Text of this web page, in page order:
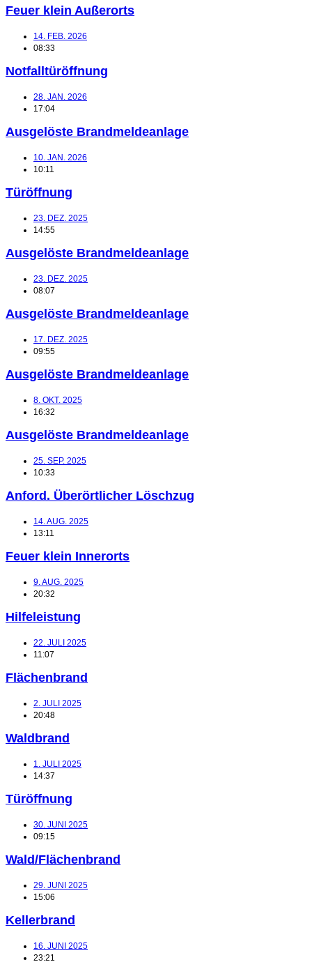
Feuer klein Außerorts
14. FEB. 2026
08:33
Notfalltüröffnung
28. JAN. 2026
17:04
Ausgelöste Brandmeldeanlage
10. JAN. 2026
10:11
Türöffnung
23. DEZ. 2025
14:55
Ausgelöste Brandmeldeanlage
23. DEZ. 2025
08:07
Ausgelöste Brandmeldeanlage
17. DEZ. 2025
09:55
Ausgelöste Brandmeldeanlage
8. OKT. 2025
16:32
Ausgelöste Brandmeldeanlage
25. SEP. 2025
10:33
Anford. Überörtlicher Löschzug
14. AUG. 2025
13:11
Feuer klein Innerorts
9. AUG. 2025
20:32
Hilfeleistung
22. JULI 2025
11:07
Flächenbrand
2. JULI 2025
20:48
Waldbrand
1. JULI 2025
14:37
Türöffnung
30. JUNI 2025
09:15
Wald/Flächenbrand
29. JUNI 2025
15:06
Kellerbrand
16. JUNI 2025
23:21